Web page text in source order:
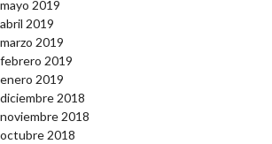
mayo 2019
abril 2019
marzo 2019
febrero 2019
enero 2019
diciembre 2018
noviembre 2018
octubre 2018